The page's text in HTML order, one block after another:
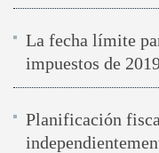
La fecha límite
impuestos de
Planificación